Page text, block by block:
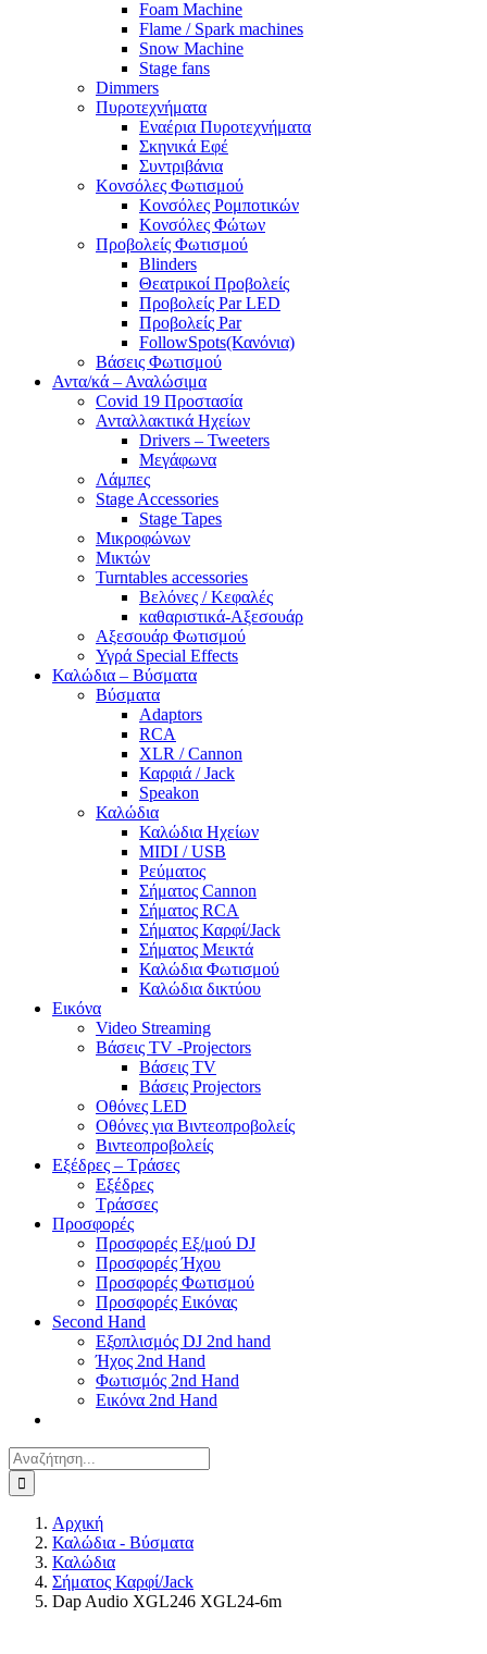
Foam Machine
Flame / Spark machines
Snow Machine
Stage fans
Dimmers
Πυροτεχνήματα
Εναέρια Πυροτεχνήματα
Σκηνικά Εφέ
Συντριβάνια
Κονσόλες Φωτισμού
Κονσόλες Ρομποτικών
Κονσόλες Φώτων
Προβολείς Φωτισμού
Blinders
Θεατρικοί Προβολείς
Προβολείς Par LED
Προβολείς Par
FollowSpots(Κανόνια)
Βάσεις Φωτισμού
Αντα/κά – Αναλώσιμα
Covid 19 Προστασία
Ανταλλακτικά Ηχείων
Drivers – Tweeters
Μεγάφωνα
Λάμπες
Stage Accessories
Stage Tapes
Μικροφώνων
Μικτών
Turntables accessories
Βελόνες / Κεφαλές
καθαριστικά-Αξεσουάρ
Αξεσουάρ Φωτισμού
Υγρά Special Effects
Καλώδια – Βύσματα
Βύσματα
Adaptors
RCA
XLR / Cannon
Καρφιά / Jack
Speakon
Καλώδια
Καλώδια Ηχείων
MIDI / USB
Ρεύματος
Σήματος Cannon
Σήματος RCA
Σήματος Καρφί/Jack
Σήματος Μεικτά
Καλώδια Φωτισμού
Καλώδια δικτύου
Εικόνα
Video Streaming
Βάσεις TV -Projectors
Βάσεις TV
Βάσεις Projectors
Οθόνες LED
Οθόνες για Βιντεοπροβολείς
Βιντεοπροβολείς
Εξέδρες – Τράσες
Εξέδρες
Τράσσες
Προσφορές
Προσφορές Εξ/μού DJ
Προσφορές Ήχου
Προσφορές Φωτισμού
Προσφορές Εικόνας
Second Hand
Εξοπλισμός DJ 2nd hand
Ήχος 2nd Hand
Φωτισμός 2nd Hand
Εικόνα 2nd Hand
Αναζήτηση
για:
Αρχική
Καλώδια - Βύσματα
Καλώδια
Σήματος Καρφί/Jack
Dap Audio XGL246 XGL24-6m